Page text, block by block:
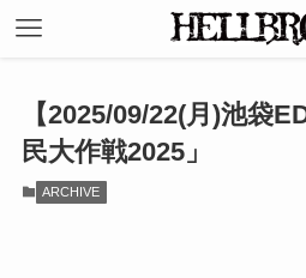
【2025/09/22(月)池袋
民大作戦2025」
ARCHIVE